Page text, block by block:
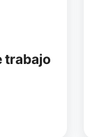
trabajo